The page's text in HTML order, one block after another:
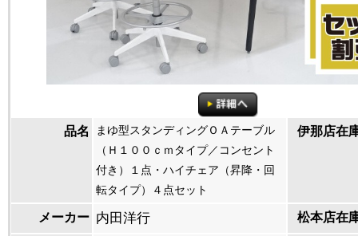
品名
まゆ型スタンディングＯＡテーブル
（Ｈ１００ｃｍタイプ／コンセント
付き）１点・ハイチェア（昇降・回
転タイプ）４点セット
伊那店在
メーカー 内田洋行 松本店在